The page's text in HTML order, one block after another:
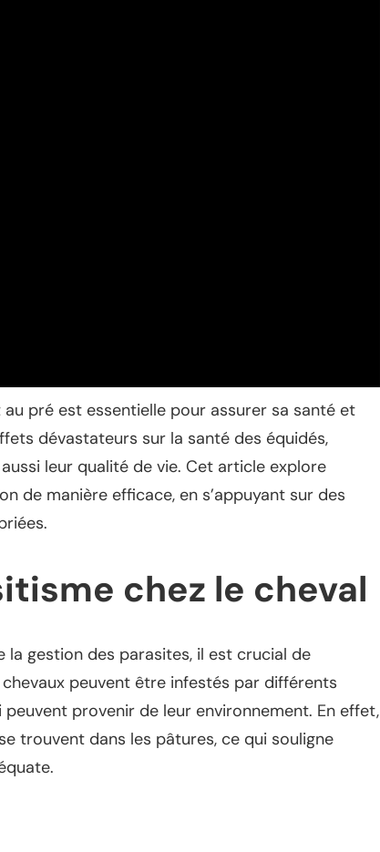
au pré est essentielle pour assurer sa santé et
dévastateurs sur la santé des équidés,
leur qualité de vie. Cet article explore
de manière efficace, en s’appuyant sur des
chez le cheval
la gestion des parasites, il est crucial de
chevaux peuvent être infestés par différents
provenir de leur environnement. En effet,
trouvent dans les pâtures, ce qui souligne